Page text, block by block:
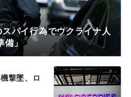
パイ行為でウクライナ人
備」
撃墜、ロ